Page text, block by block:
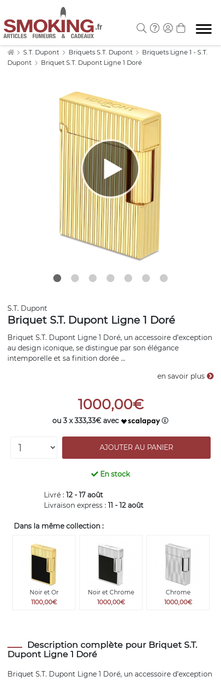
S.T. Dupont Briquets S.T. Dupont
Briquets Ligne 1 - S.T.
Dupont
Briquet S.T. Dupont Ligne 1 Doré
S.T. Dupont
Briquet S.T. Dupont Ligne 1 Doré
Briquet S.T. Dupont Ligne 1 Doré, un accessoire d’exception
au design iconique, se distingue par son élégance
intemporelle et sa finition dorée ...
en savoir plus
1000,00€
ou 3 x 333,33€ avec
En stock
Livré : 12 - 17 août
Livraison express : 11 - 12 août
Dans la même collection :
Noir et Or
1100,00€
Noir et Chrome
1000,00€
Chrome
1000,00€
Description complète pour Briquet S.T.
Dupont Ligne 1 Doré
Briquet S.T. Dupont Ligne 1 Doré, un accessoire d’exception